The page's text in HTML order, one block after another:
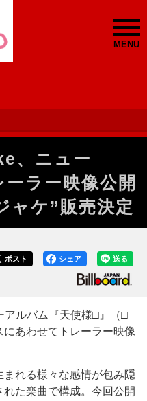
MENU
、ニュー
ラー映像公開
ャケ”販売決定
送る
シェア
ポスト
ルバム『天使様□』（□
にあわせてトレーラー映像
れる様々な感情が包み隠
た楽曲で構成。今回公開